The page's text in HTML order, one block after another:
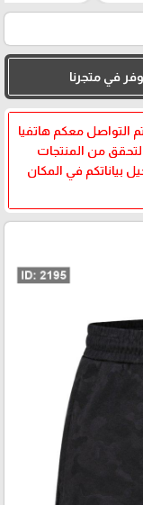
التواصل معكم هاتفيا
من المنتجات
بياناتكم في المكان